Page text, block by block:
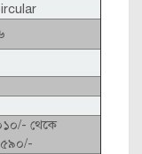
থেকে